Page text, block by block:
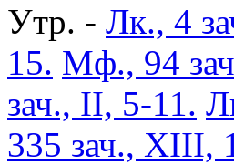
Утр. - Лк., 4
15. Мф., 94
зач., II, 5-11.
335 зач., XIII,